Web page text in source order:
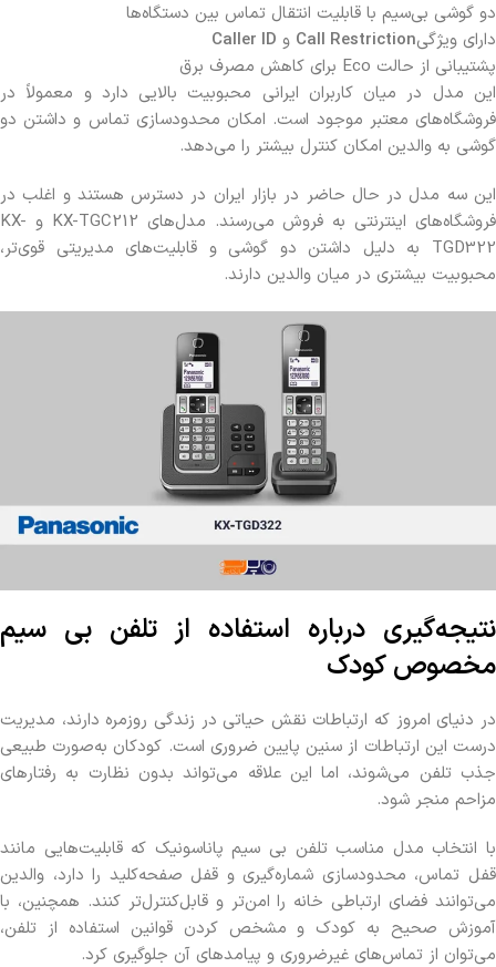
دو گوشی بی‌سیم با قابلیت انتقال تماس بین دستگاه‌ها
دارای ویژگیCall Restriction و Caller ID
پشتیبانی از حالت Eco برای کاهش مصرف برق
این مدل در میان کاربران ایرانی محبوبیت بالایی دارد و معمولاً در
فروشگاه‌های معتبر موجود است. امکان محدودسازی تماس و داشتن دو
گوشی به والدین امکان کنترل بیشتر را می‌دهد.
این سه مدل در حال حاضر در بازار ایران در دسترس هستند و اغلب در
فروشگاه‌های اینترنتی به فروش می‌رسند. مدل‌های KX-TGC212 و KX-
TGD322 به دلیل داشتن دو گوشی و قابلیت‌های مدیریتی قوی‌تر،
محبوبیت بیشتری در میان والدین دارند.
نتیجه‌گیری درباره استفاده از تلفن بی سیم
مخصوص کودک
در دنیای امروز که ارتباطات نقش حیاتی در زندگی روزمره دارند، مدیریت
درست این ارتباطات از سنین پایین ضروری است. کودکان به‌صورت طبیعی
جذب تلفن می‌شوند، اما این علاقه می‌تواند بدون نظارت به رفتارهای
مزاحم منجر شود.
با انتخاب مدل مناسب تلفن بی‌ سیم پاناسونیک که قابلیت‌هایی مانند
قفل تماس، محدودسازی شماره‌گیری و قفل صفحه‌کلید را دارد، والدین
می‌توانند فضای ارتباطی خانه را امن‌تر و قابل‌کنترل‌تر کنند. همچنین، با
آموزش صحیح به کودک و مشخص کردن قوانین استفاده از تلفن،
می‌توان از تماس‌های غیرضروری و پیامدهای آن جلوگیری کرد.